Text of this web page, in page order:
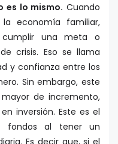
es lo mismo. Cuando
economía familiar,
una meta o
crisis. Eso se llama
y confianza entre los
Sin embargo, este
de incremento,
inversión. Este es el
fondos al tener un
Es decir que, si el